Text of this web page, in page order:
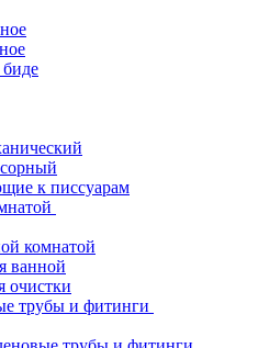
к писсуарам
комнатой
ванной
очистки
трубы и фитинги